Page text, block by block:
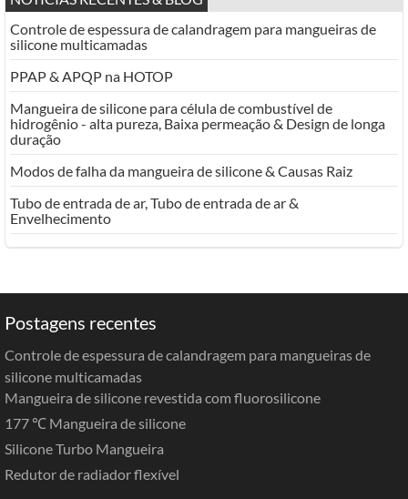
Controle de espessura de calandragem para mangueiras de
silicone multicamadas
PPAP & APQP na HOTOP
Mangueira de silicone para célula de combustível de
hidrogênio - alta pureza, Baixa permeação & Design de longa
duração
Modos de falha da mangueira de silicone & Causas Raiz
Tubo de entrada de ar, Tubo de entrada de ar &
Envelhecimento
Postagens recentes
Controle de espessura de calandragem para mangueiras de
silicone multicamadas
Mangueira de silicone revestida com fluorosilicone
177 ℃ Mangueira de silicone
Silicone Turbo Mangueira
Redutor de radiador flexível